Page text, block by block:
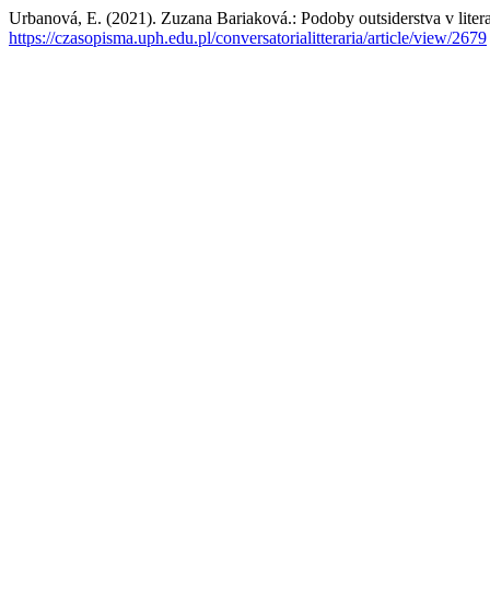
Urbanová, E. (2021). Zuzana Bariaková.: Podoby outsiderstva v
https://czasopisma.uph.edu.pl/conversatorialitteraria/article/view/2679